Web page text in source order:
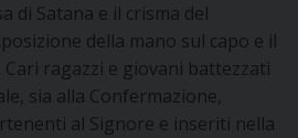
di Satana e il crisma del
della mano sul capo e il
ragazzi e giovani battezzati
sia alla Confermazione,
al Signore e inseriti nella